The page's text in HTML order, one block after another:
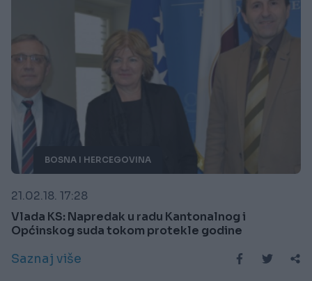
BOSNA I HERCEGOVINA
21.02.18. 17:28
Vlada KS: Napredak u radu Kantonalnog i
Općinskog suda tokom protekle godine
Saznaj više